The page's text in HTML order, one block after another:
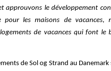
approuvons le développement
pour les maisons de vacances,
de vacances qui font le
de Sol og Strand au